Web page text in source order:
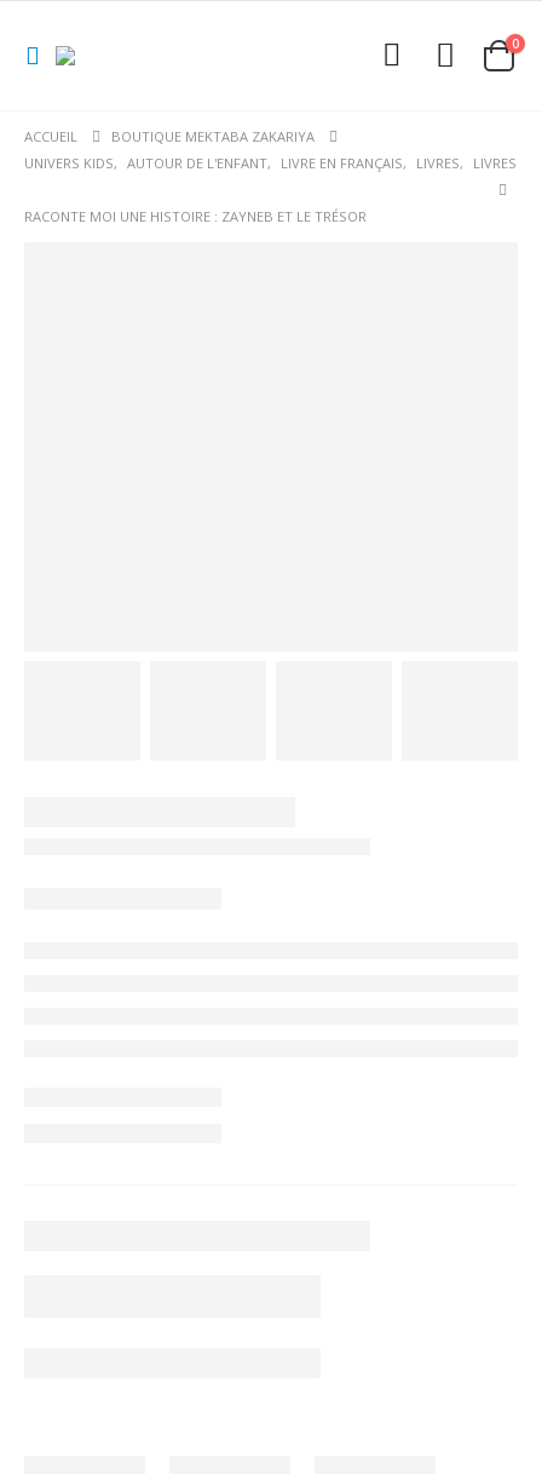
0
ACCUEIL
BOUTIQUE MEKTABA ZAKARIYA
UNIVERS KIDS, AUTOUR DE L'ENFANT, LIVRE EN FRANÇAIS, LIVRES, LIVRES
RACONTE MOI UNE HISTOIRE : ZAYNEB ET LE TRÉSOR